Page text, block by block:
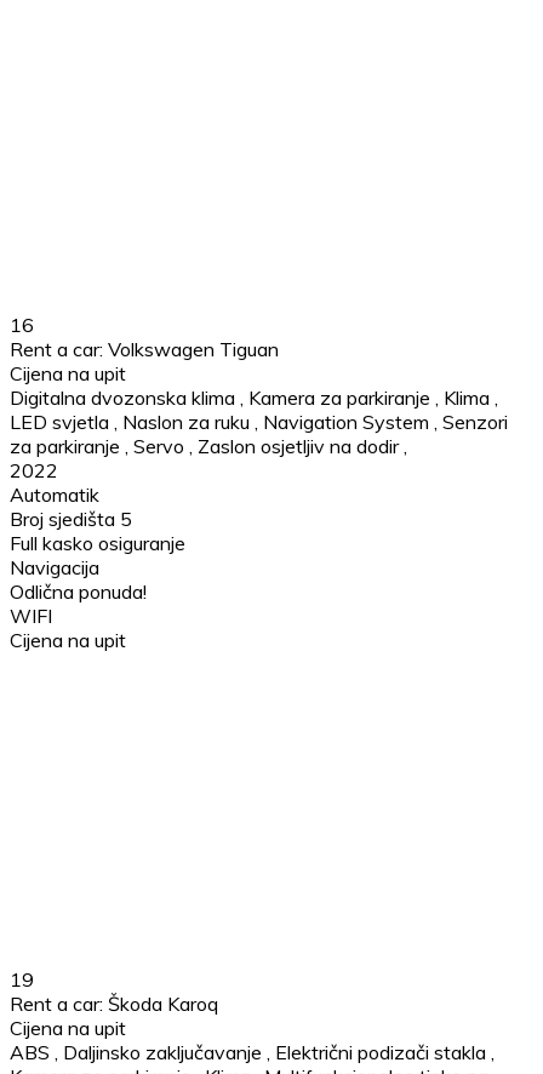
16
Rent a car: Volkswagen Tiguan
Cijena na upit
Digitalna dvozonska klima
Kamera za parkiranje Klima
LED svjetla
Naslon za ruku Navigation System Senzori
za parkiranje Servo Zaslon osjetljiv na dodir
2022
Automatik
Broj sjedišta 5
Full kasko osiguranje
Navigacija
Odlična ponuda!
WIFI
Cijena na upit
19
Rent a car: Škoda Karoq
Cijena na upit
ABS
Daljinsko zaključavanje Električni podizači stakla